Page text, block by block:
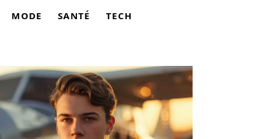
MODE SANTÉ TECH